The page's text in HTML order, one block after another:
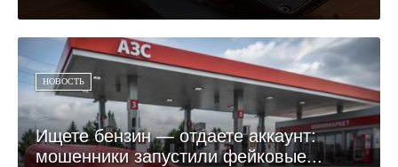
НОВОСТЬ
Ищете бензин — отдаете аккаунт:
мошенники запустили фейковые...